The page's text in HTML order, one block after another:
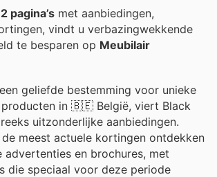
pagina’s met aanbiedingen,
vindt u verbazingwekkende
te besparen op Meubilair
geliefde bestemming voor unieke
in 🇧🇪 België, viert Black
uitzonderlijke aanbiedingen.
de meest actuele kortingen ontdekken
advertenties en brochures, met
die speciaal voor deze periode